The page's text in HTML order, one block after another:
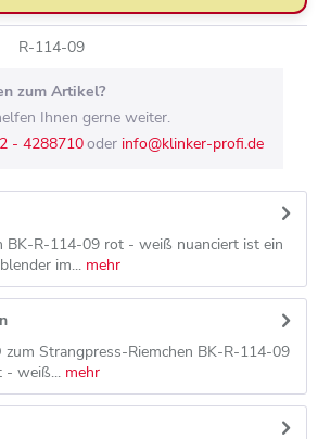
R-114-09
zum Artikel?
Ihnen gerne weiter.
- 4288710oder info@klinker-profi.de
BK-R-114-09 rot - weiß nuanciert ist ein
im... mehr
zum Strangpress-Riemchen BK-R-114-09
- weiß... mehr